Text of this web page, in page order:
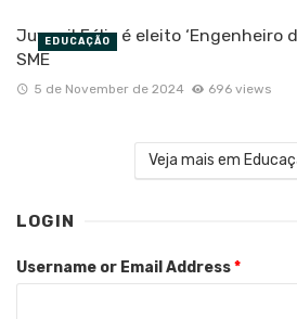
Juvenil Félix é eleito ‘Engenheiro
SME
5 de November de 2024 696 views
EDUCAÇÃO
Veja mais em
LOGIN
Username or Email Address*